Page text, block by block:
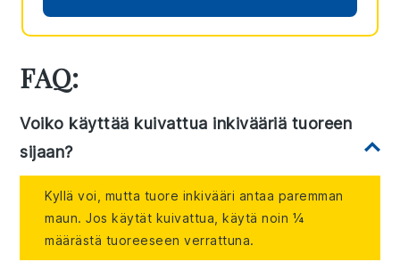
FAQ:
Voiko käyttää kuivattua inkivääriä tuoreen
sijaan?
Kyllä voi, mutta tuore inkivääri antaa paremman
maun. Jos käytät kuivattua, käytä noin ¼
määrästä tuoreeseen verrattuna.